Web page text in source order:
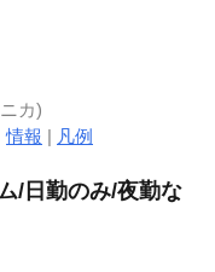
カ)
情報 | 凡例
/日勤のみ/夜勤な